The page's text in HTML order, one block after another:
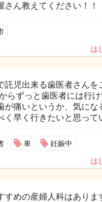
ん教えてください！！
は
託児出来る歯医者さんを
らずっと歯医者には行
が痛いというか、気にな
く早く行きたいと思って
車 妊娠中
は
すめの産婦人科はありま